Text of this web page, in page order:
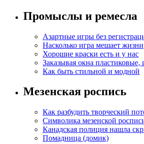
Промыслы и ремесла
Азартные игры без
Насколько игра мешает жизни
Хорошие краски есть и у нас
Заказывая окна
Как быть стильной и модной
Мезенская роспись
Как разбудить творческий
Символика мезенской
Канадская полиция нашла
Помадница (домик)